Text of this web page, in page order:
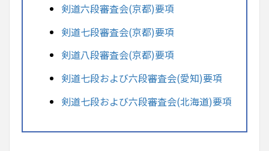
剣道六段審査会(京都)要項
剣道七段審査会(京都)要項
剣道八段審査会(京都)要項
剣道七段および六段審査会(愛知)要項
剣道七段および六段審査会(北海道)要項